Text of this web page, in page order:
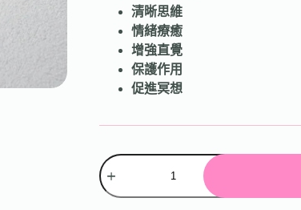
清晰思維
情緒療癒
增強直覺
保護作用
促進冥想